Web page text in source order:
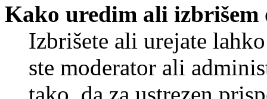
Kako uredim ali izbrišem
Izbrišete ali urejate
ste moderator ali
tako, da za ustrezen